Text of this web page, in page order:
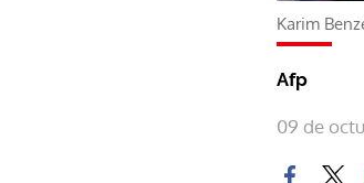
Karim
Afp
09 de